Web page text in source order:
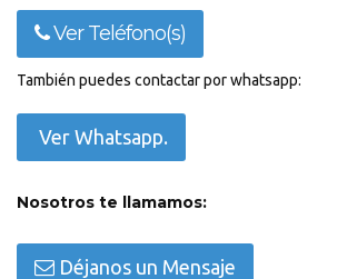
Ver Teléfono(s)
También puedes contactar por whatsapp:
Ver Whatsapp.
Nosotros te llamamos:
Déjanos un Mensaje